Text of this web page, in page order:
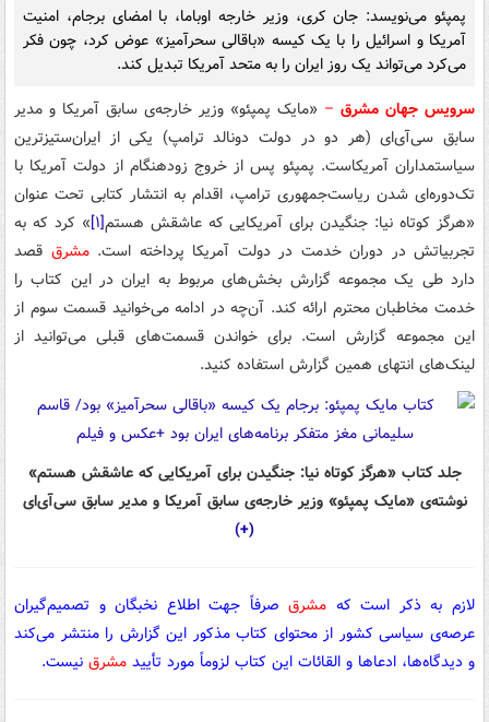
پمپئو می‌نویسد: جان کری، وزیر خارجه اوباما، با امضای برجام، امنیت
آمریکا و اسرائیل را با یک کیسه «باقالی سحرآمیز» عوض کرد، چون فکر
می‌کرد می‌تواند یک روز ایران را به متحد آمریکا تبدیل کند.
سرویس جهان مشرق – «مایک پمپئو» وزیر خارجه‌ی سابق آمریکا و مدیر
سابق سی‌آی‌ای (هر دو در دولت دونالد ترامپ) یکی از ایران‌ستیزترین
سیاستمداران آمریکاست. پمپئو پس از خروج زودهنگام از دولت آمریکا با
تک‌دوره‌ای شدن ریاست‌جمهوری ترامپ، اقدام به انتشار کتابی تحت عنوان
«هرگز کوتاه نیا: جنگیدن برای آمریکایی که عاشقش هستم[۱]» کرد که به
تجربیاتش در دوران خدمت در دولت آمریکا پرداخته است.مشرق قصد
دارد طی یک مجموعه گزارش بخش‌های مربوط به ایران در این کتاب را
خدمت مخاطبان محترم ارائه کند. آن‌چه در ادامه می‌خوانید قسمت سوم از
این مجموعه گزارش است. برای خواندن قسمت‌های قبلی می‌توانید از
لینک‌های انتهای همین گزارش استفاده کنید.
جلد کتاب «هرگز کوتاه نیا: جنگیدن برای آمریکایی که عاشقش هستم»
نوشته‌ی «مایک پمپئو» وزیر خارجه‌ی سابق آمریکا و مدیر سابق سی‌آی‌ای
(+)
لازم به ذکر است که مشرقصرفاً جهت اطلاع نخبگان و تصمیم‌گیران
عرصه‌ی سیاسی کشور از محتوای کتاب مذکور این گزارش را منتشر می‌کند
و دیدگاه‌ها، ادعاها و القائات این کتاب لزوماً مورد تأیید مشرق نیست.